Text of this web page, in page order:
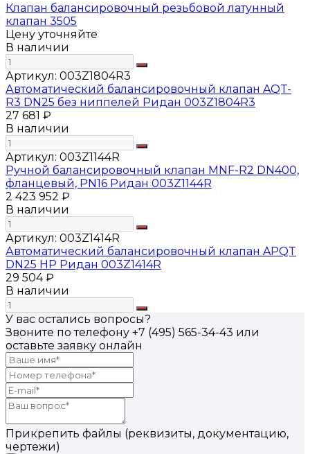
Клапан балансировочный резьбовой латунный
клапан 3505
Цену уточняйте
В наличии
Артикул: 003Z1804R3
Автоматический балансировочный клапан AQT-
R3 DN25 без ниппелей Ридан 003Z1804R3
27 681 ₽
В наличии
Артикул: 003Z1144R
Ручной балансировочный клапан MNF-R2 DN400,
фланцевый, PN16 Ридан 003Z1144R
2 423 952 ₽
В наличии
Артикул: 003Z1414R
Автоматический балансировочный клапан APQT
DN25 HP Ридан 003Z1414R
29 504 ₽
В наличии
У вас остались вопросы?
Звоните по телефону +7 (495) 565-34-43 или
оставьте заявку онлайн
Прикрепить файлы (реквизиты, документацию,
чертежи)